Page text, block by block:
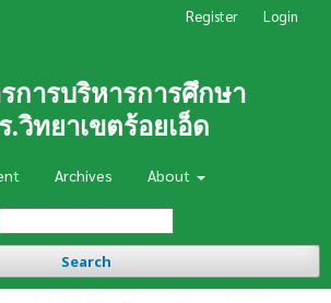
การบริหารการศึกษา
.วิทยาเขตร้อยเอ็ด
Archives About
Search
Register Login